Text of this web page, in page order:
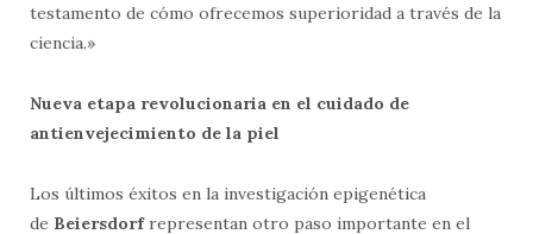
testamento de cómo ofrecemos superioridad a través de la
ciencia.»
Nueva etapa revolucionaria en el cuidado de
antienvejecimiento de la piel
Los últimos éxitos en la investigación epigenética
de Beiersdorfrepresentan otro paso importante en el